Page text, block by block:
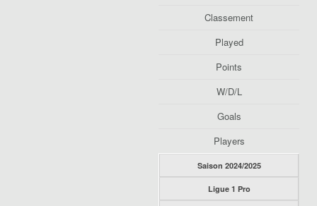
Classement
Played
Points
W/D/L
Goals
Players
Saison 2024/2025
Ligue 1 Pro